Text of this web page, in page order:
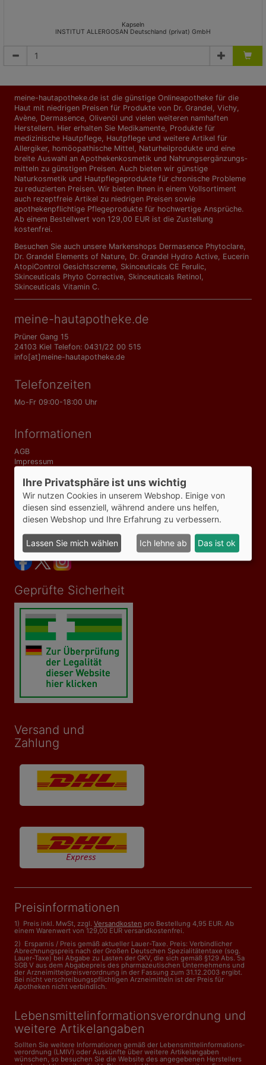
Kapseln
INSTITUT ALLERGOSAN Deutschland (privat) GmbH
meine-hautapotheke.de ist die günstige Onlineapotheke für die
Haut mit niedrigen Preisen für Produkte von Dr. Grandel, Vichy,
Avène, Dermasence, Olivenöl und vielen weiteren namhaften
Herstellern. Hier erhalten Sie Medikamente, Produkte für
medizinische Hautpflege, Hautpflege und weitere Artikel für
Allergiker, homöopathische Mittel, Naturheilprodukte und eine
breite Auswahl an Apothekenkosmetik und Nahrungs­ergänzungs­
mitteln zu günstigen Preisen. Auch bieten wir günstige
Naturkosmetik und Hautpflegeprodukte für chronische Probleme
zu reduzierten Preisen. Wir bieten Ihnen in einem Vollsortiment
auch rezeptfreie Artikel zu niedrigen Preisen sowie
apothekenpflichtige Pflegeprodukte für hochwertige Ansprüche.
Ab einem Bestellwert von 129,00 EUR ist die Zustellung
kostenfrei.
Besuchen Sie auch unsere Markenshops Dermasence Phytoclare
Dr. Grandel Elements of Nature Dr. Grandel Hydro Active Eucerin
AtopiControl Gesichtscreme Skinceuticals CE Ferulic
Skinceuticals Phyto Corrective Skinceuticals Retinol
Skinceuticals Vitamin C.
meine-hautapotheke.de
Prüner Gang 15
24103 Kiel Telefon: 0431/22 00 515
info[at]meine-hautapotheke.de
Telefonzeiten
Mo-Fr 09:00-18:00 Uhr
Informationen
AGB
Impressum
Datenschutzerklärung
Versandkosten
Bezahlmöglichkeiten
Vertrag widerrufen
Social Media
Geprüfte Sicherheit
Versand und
Zahlung
Preisinformationen
1) Preis inkl. MwSt, zzgl. Versandkosten pro Bestellung 4,95 EUR. Ab
einem Warenwert von 129,00 EUR versandkostenfrei.
2) Ersparnis / Preis gemäß aktueller Lauer-Taxe. Preis: Verbindlicher
Abrechnungspreis nach der Großen Deutschen Spezialitätentaxe (sog.
Lauer-Taxe) bei Abgabe zu Lasten der GKV, die sich gemäß §129 Abs. 5a
SGB V aus dem Abgabepreis des pharmazeutischen Unternehmens und
der Arzneimittelpreisverordnung in der Fassung zum 31.12.2003 ergibt.
Bei nicht verschreibungspflichtigen Arzneimitteln ist der Preis für
Apotheken nicht verbindlich.
Lebensmittelinformations­verordnung und
weitere Artikelangaben
Sollten Sie weitere Informationen gemäß der Lebensmittel­informations­
verordnung (LMIV) oder Auskünfte über weitere Artikelangaben
wünschen, so besuchen Sie die Website des angegebenen Herstellers
Ihre Privatsphäre ist uns wichtig
Wir nutzen Cookies in unserem Webshop. Einige von
diesen sind essenziell, während andere uns helfen,
diesen Webshop und Ihre Erfahrung zu verbessern.
Lassen Sie mich wählen Ich lehne ab Das ist ok